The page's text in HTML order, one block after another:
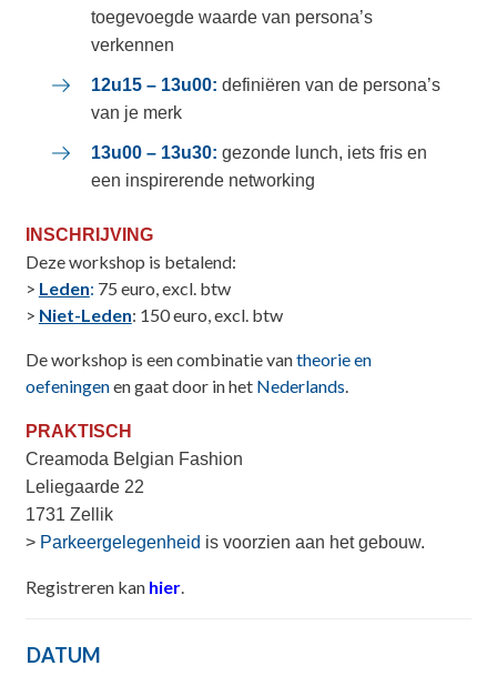
toegevoegde waarde van persona’s
verkennen
12u15 – 13u00: definiëren van de persona’s
van je merk
13u00 – 13u30: gezonde lunch, iets fris en
een inspirerende networking
INSCHRIJVING
Deze workshop is betalend:
> Leden: 75 euro, excl. btw
> Niet-Leden: 150 euro, excl. btw
De workshop is een combinatie vantheorie en
oefeningenen gaat door in het Nederlands.
PRAKTISCH
Creamoda Belgian Fashion
Leliegaarde 22
1731 Zellik
> Parkeergelegenheid is voorzien aan het gebouw.
Registreren kan hier.
DATUM